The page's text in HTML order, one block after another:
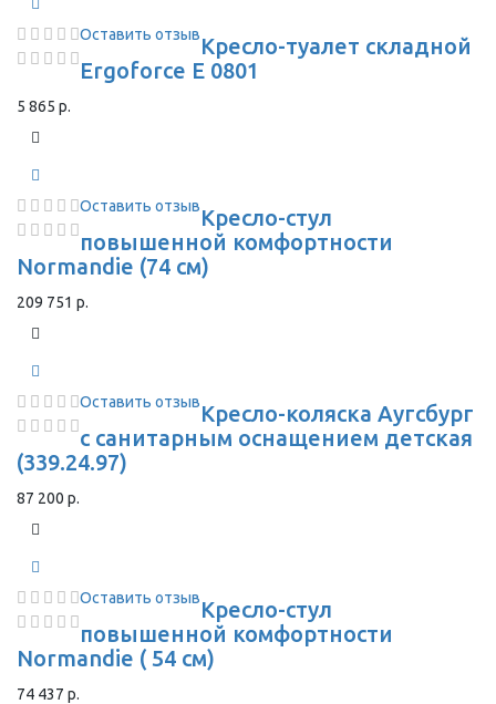
Оставить отзывКресло-туалет складной
Ergoforce E 0801
5 865 р.
Оставить отзывКресло-стул
повышенной комфортности
Normandie (74 см)
209 751 р.
Оставить отзывКресло-коляска Аугсбург
с санитарным оснащением детская
(339.24.97)
87 200 р.
Оставить отзывКресло-стул
повышенной комфортности
Normandie ( 54 см)
74 437 р.